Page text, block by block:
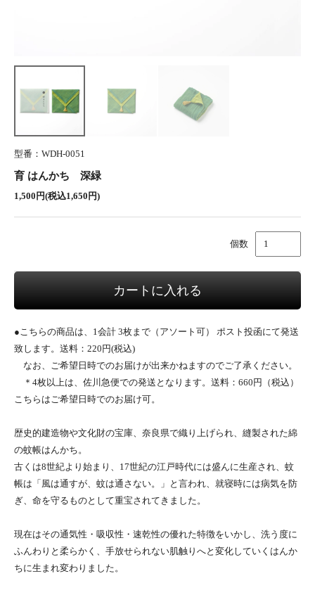
型番：WDH-0051
育 はんかち 深緑
1,500円(税込1,650円)
個数
カートに入れる
●こちらの商品は、1会計 3枚まで（アソート可） ポスト投函にて発送
致します。送料：220円(税込)
なお、ご希望日時でのお届けが出来かねますのでご了承ください。
＊4枚以上は、佐川急便での発送となります。送料：660円（税込）
こちらはご希望日時でのお届け可。
歴史的建造物や文化財の宝庫、奈良県で織り上げられ、縫製された綿
の蚊帳はんかち。
古くは8世紀より始まり、17世紀の江戸時代には盛んに生産され、蚊
帳は「風は通すが、蚊は通さない。」と言われ、就寝時には病気を防
ぎ、命を守るものとして重宝されてきました。
現在はその通気性・吸収性・速乾性の優れた特徴をいかし、洗う度に
ふんわりと柔らかく、手放せられない肌触りへと変化していくはんか
ちに生まれ変わりました。